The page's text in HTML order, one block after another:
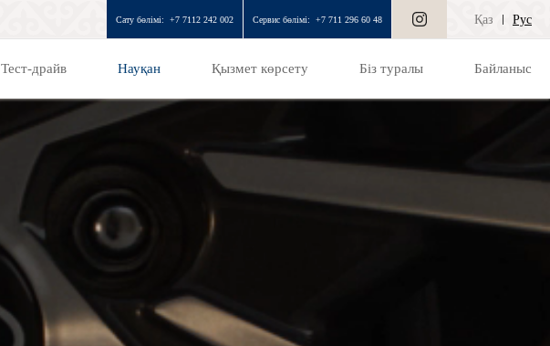
Сату бөлімі: +7 7112 242 002 Сервис бөлімі: +7 711 296 60 48 Қаз Рус
Тест-драйв Науқан Қызмет көрсету Біз туралы Байланыс